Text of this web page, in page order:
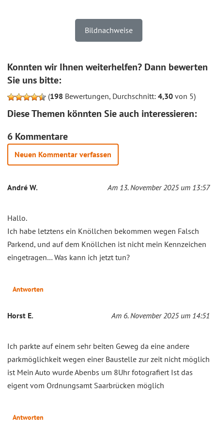
Bildnachweise
Konnten wir Ihnen weiterhelfen? Dann bewerten
Sie uns bitte:
(198 Bewertungen, Durchschnitt: 4,30 von 5)
Diese Themen könnten Sie auch interessieren:
6 Kommentare
Neuen Kommentar verfassen
André W. Am 13. November 2025 um 13:57
Hallo.
Ich habe letztens ein Knöllchen bekommen wegen Falsch
Parkend, und auf dem Knöllchen ist nicht mein Kennzeichen
eingetragen… Was kann ich jetzt tun?
Antworten
Horst E. Am 6. November 2025 um 14:51
Ich parkte auf einem sehr beiten Geweg da eine andere
parkmöglichkeit wegen einer Baustelle zur zeit nicht möglich
ist Mein Auto wurde Abenbs um 8Uhr fotografiert Ist das
eigent vom Ordnungsamt Saarbrücken möglich
Antworten